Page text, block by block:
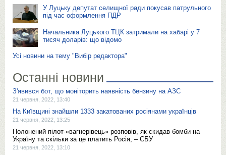
У Луцьку депутат селищної ради покусав патрульного
під час оформлення ПДР
Начальника Луцького ТЦК затримали на хабарі у 7
тисяч доларів: що відомо
Усі новини на тему "Вибір редактора"
Останні новини
З'явився бот, що моніторить наявність бензину на АЗС
21 червня, 2022, 13:40
На Київщині знайшли 1333 закатованих росіянами українців
21 червня, 2022, 13:25
Полонений пілот-«вагнерівець» розповів, як скидав бомби на
Україну та скільки за це платить Росія, – СБУ
21 червня, 2022, 13:10